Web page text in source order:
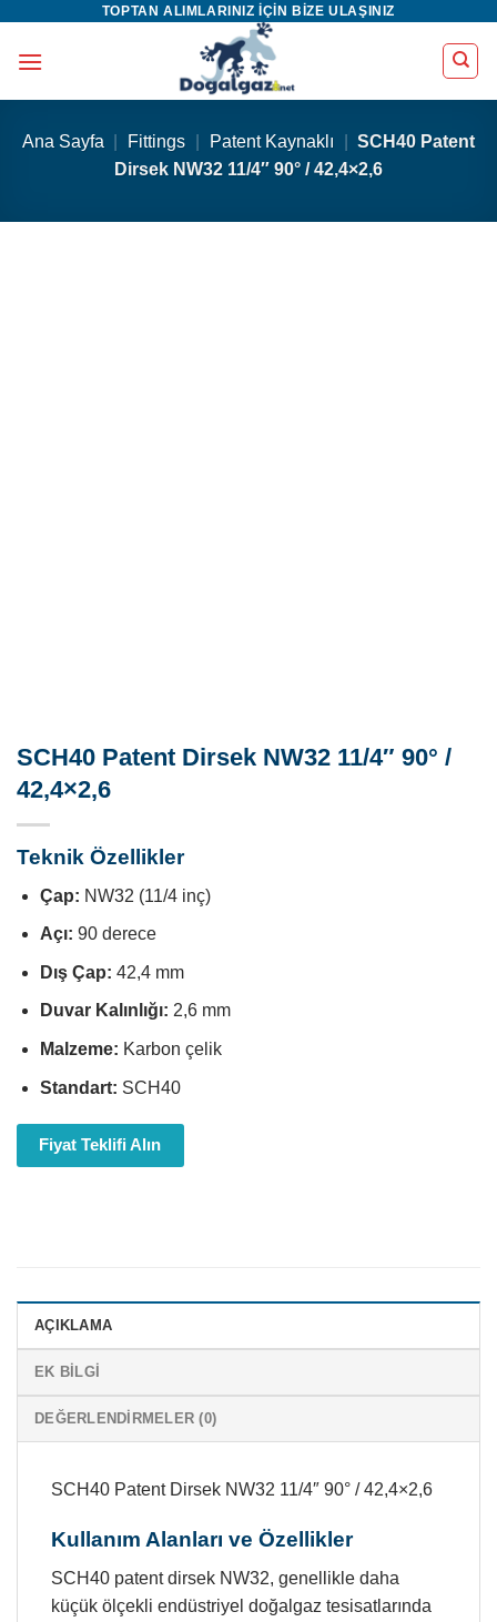
TOPTAN ALIMLARINIZ IÇIN BIZE ULAŞINIZ
Ana Sayfa Fittings Patent Kaynaklı
SCH40 Patent
Dirsek NW32 11/4″ 90° / 42,4×2,6
SCH40 Patent Dirsek NW32 11/4″ 90° /
42,4×2,6
Teknik Özellikler
Çap: NW32 (11/4 inç)
Açı: 90 derece
Dış Çap: 42,4 mm
Duvar Kalınlığı: 2,6 mm
Malzeme: Karbon çelik
Standart: SCH40
Fiyat Teklifi Alın
AÇIKLAMA
EK BILGI
DEĞERLENDIRMELER (0)
SCH40 Patent Dirsek NW32 11/4″ 90° / 42,4×2,6
Kullanım Alanları ve Özellikler
SCH40 patent dirsek NW32, genellikle daha
küçük ölçekli endüstriyel doğalgaz tesisatlarında